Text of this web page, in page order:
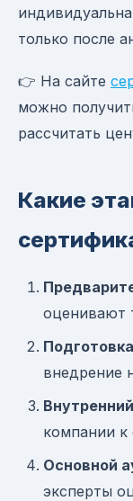
только после
👉 На сайте
можно
рассчитать
Какие
оценивают
внедрение
компании к
Основной
эксперты